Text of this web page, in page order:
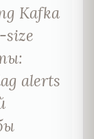
Kafka
size
alerts